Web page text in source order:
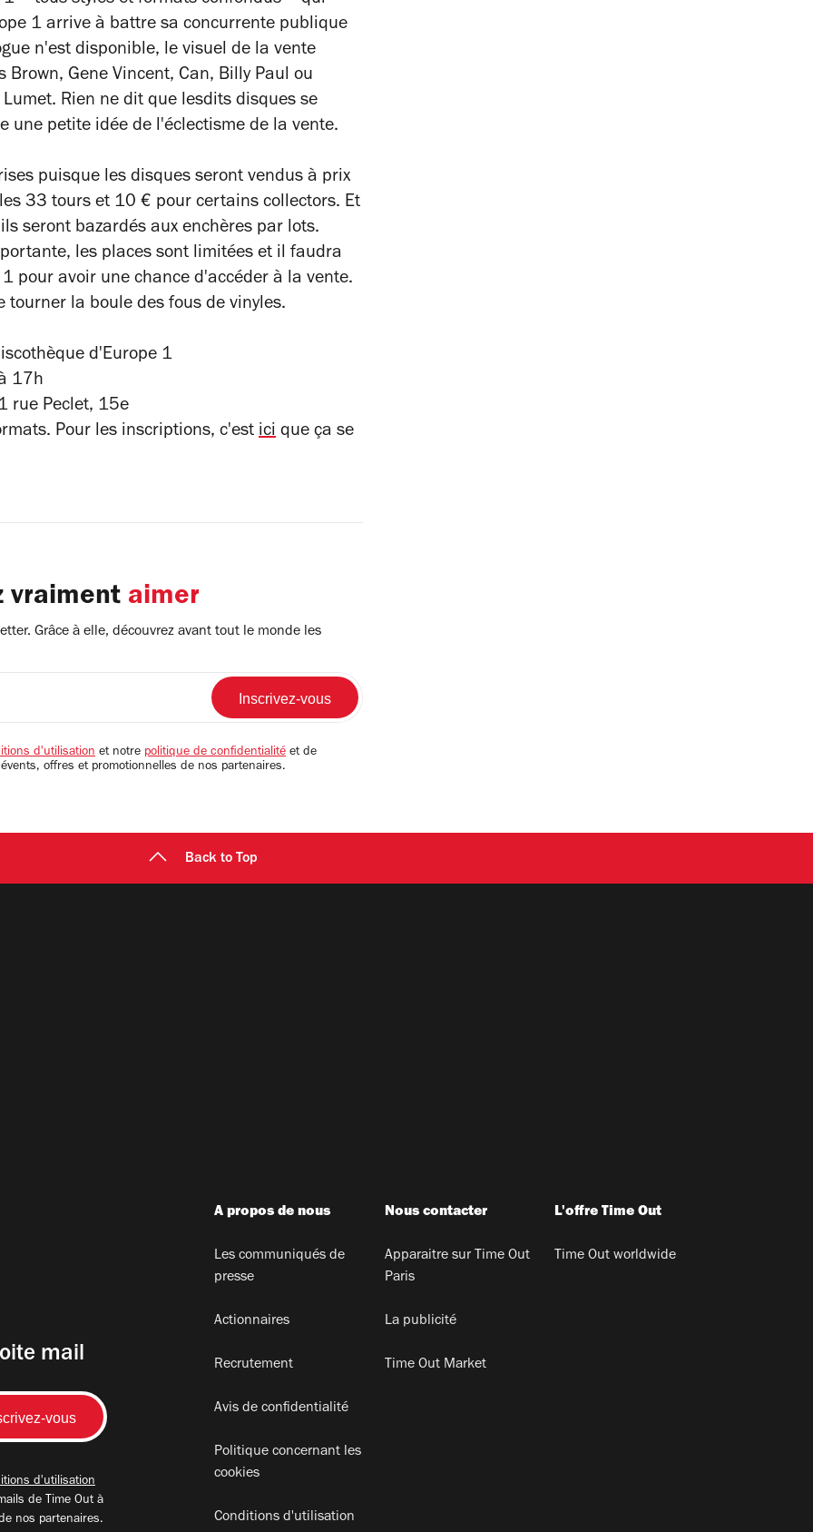
1 arrive à battre sa concurrente publique
n'est disponible, le visuel de la vente
Gene Vincent, Can, Billy Paul ou
Lumet. Rien ne dit que lesdits disques se
une petite idée de l'éclectisme de la vente.
puisque les disques seront vendus à prix
33 tours et 10 € pour certains collectors. Et
seront bazardés aux enchères par lots.
les places sont limitées et il faudra
pour avoir une chance d'accéder à la vente.
tourner la boule des fous de vinyles.
d'Europe 1
17h
rue Peclet, 15e
Pour les inscriptions, c'est ici que ça se
vraiment aimer
Grâce à elle, découvrez avant tout le monde les
d'utilisation et notre politique de confidentialité et de
offres et promotionnelles de nos partenaires.
Back to Top
mail
d'utilisation
de Time Out à
nos partenaires.
A propos de nous
Les communiqués de
presse
Actionnaires
Recrutement
Avis de confidentialité
Politique concernant les
cookies
Conditions d'utilisation
Nous contacter
Apparaitre sur Time Out
Paris
La publicité
Time Out Market
L'offre Time Out
Time Out worldwide